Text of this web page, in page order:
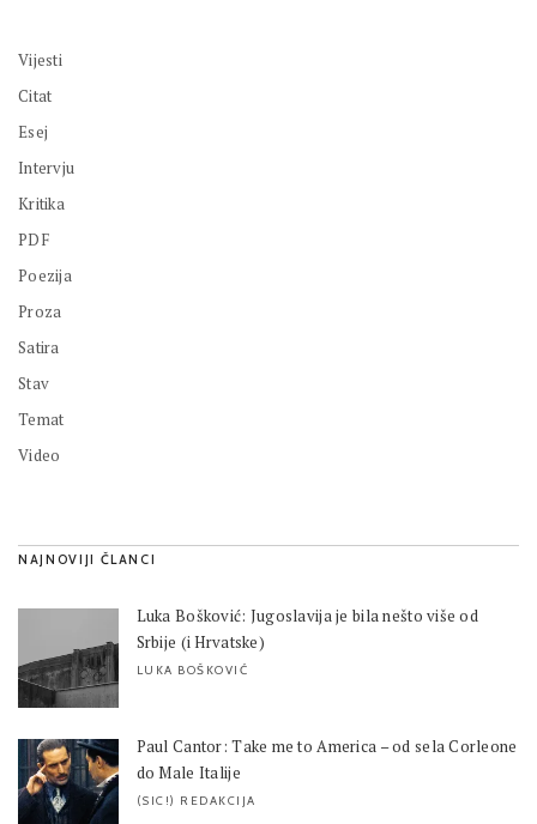
Vijesti
Citat
Esej
Intervju
Kritika
PDF
Poezija
Proza
Satira
Stav
Temat
Video
NAJNOVIJI ČLANCI
Luka Bošković: Jugoslavija je bila nešto više od
Srbije (i Hrvatske)
LUKA BOŠKOVIĆ
Paul Cantor: Take me to America – od sela Corleone
do Male Italije
(SIC!) REDAKCIJA